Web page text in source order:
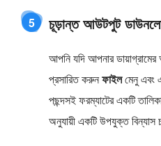
5 চূড়ান্ত আউটপুট
আপনি যদি আপনার
প্রসারিত করুনফাইলমেনু এবং
পছন্দসই ফরম্যাটের একটি
অনুযায়ী একটি উপযুক্ত